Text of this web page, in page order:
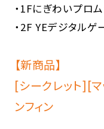
・1Fにぎわいプロ
・2F YEデジタル
【新商品】
[シークレット][
ンフィン